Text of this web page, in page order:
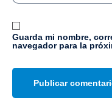
Guarda mi nombre,
navegador para la